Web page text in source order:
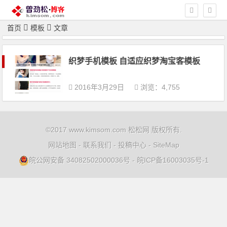
首页 模板 文章
织梦手机模板 自适应织梦淘宝客模板
2016年3月29日 浏览：4,755
©2017 www.kimsom.com 松松网 版权所有.
网站地图- 联系我们- 投稿中心 - SiteMap
皖公网安备 34082502000036号- 皖ICP备16003035号-1